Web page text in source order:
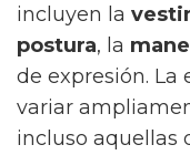
incluyen la
postura, la
de expresión. La
variar
incluso aquellas